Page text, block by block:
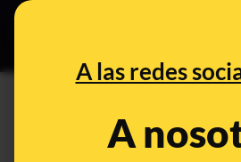
A las redes
A
Los bostezos